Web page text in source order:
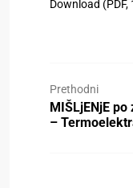
Download (PDF,
Prethodni
MIŠLjENjE
–